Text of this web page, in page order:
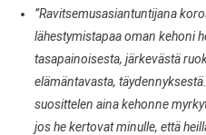
”Ravitsemusasiantuntijana
lähestymistapaa oman kehoni
tasapainoisesta, järkevästä
elämäntavasta,
suosittelen aina kehonne
jos he kertovat minulle, että